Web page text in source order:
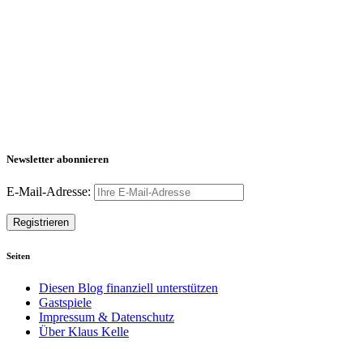
Newsletter abonnieren
E-Mail-Adresse:
Seiten
Diesen Blog finanziell unterstützen
Gastspiele
Impressum & Datenschutz
Über Klaus Kelle